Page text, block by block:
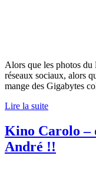
Alors que les photos
réseaux sociaux, alors
mange des Gigabytes
Lire la suite
Kino Carolo –
André !!